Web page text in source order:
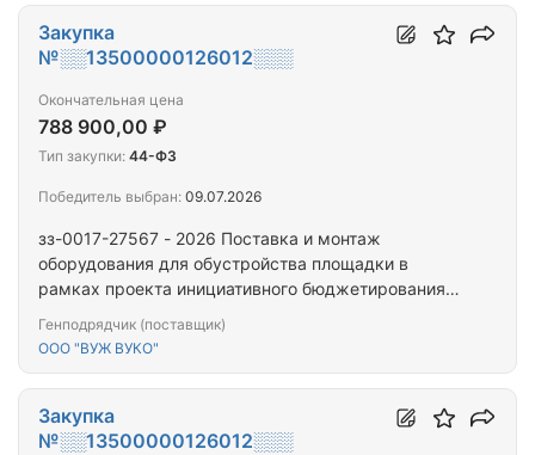
зз-0017-27567 - 2026 Поставка и монтаж
оборудования для обустройства площадки в
рамках проекта инициативного бюджетирования
Генподрядчик (поставщик)
ООО "ВУЖ ВУКО"
Закупка
№░░13500000126012░░░
Окончательная цена
788 900,00 ₽
Тип закупки: 44-ФЗ
Победитель выбран: 09.07.2026
Закупка
№░░13500000126012░░░